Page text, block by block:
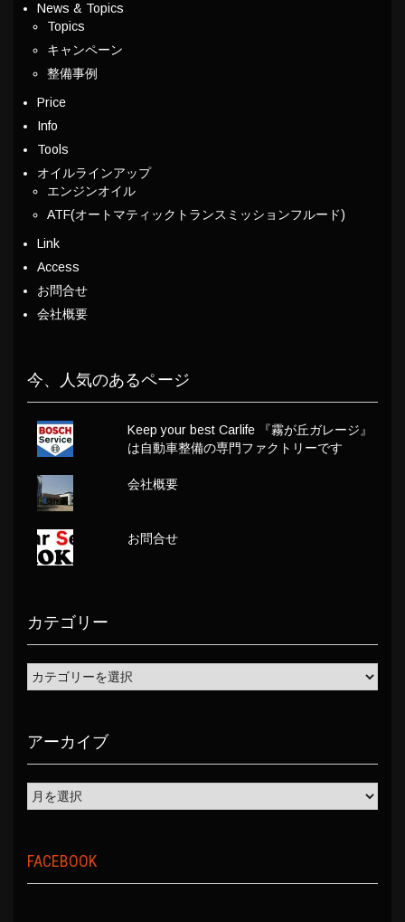
News & Topics
Topics
キャンペーン
整備事例
Price
Info
Tools
オイルラインアップ
エンジンオイル
ATF(オートマティックトランスミッションフルード)
Link
Access
お問合せ
会社概要
今、人気のあるページ
Keep your best Carlife 『霧が丘ガレージ』
は自動車整備の専門ファクトリーです
会社概要
お問合せ
カテゴリー
アーカイブ
FACEBOOK